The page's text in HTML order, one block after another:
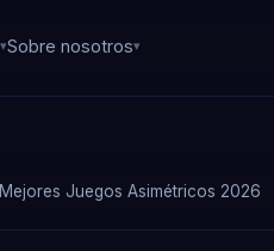
Sobre nosotros
Mejores Juegos Asimétricos 2026